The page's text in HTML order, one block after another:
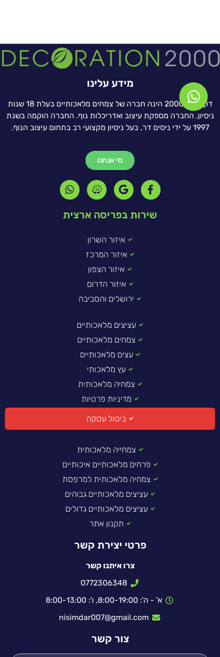
מידע עלינו
דקוריישן 2000 הינה חברה של צמחים מלאכותיים בעלת 18 שנות
ניסיון. החברה מספקת עיצוב ואדריכלות נוף. החברה הוקמה בשנת
1997 על ידי ניסים דר, בעל ניסיון מקצועי רב בתחום עיצוב הנוף.
מי אנחנו
שירות בפריסה ארצית
איזור השרון
איזור המרכז
איזור הצפון
איזור הדרום
ירושלים והסביבה
עציצים מלאכותיים
צמחים מלאכותיים
עצים מלאכותיים
עץ מלאכותי
צמחיה מלאכותית
מדיניות פרטיות
ביטול עסקה
צמחייה מלאכותית
פרחים מלאכותיים איכותיים
צמחיה מלאכותית למרפסת
עציצים מלאכותיים גבוהים
עציצים מלאכותיים גדולים
תקנון אתר
פרטי יצירת קשר
צרו איתנו קשר
0772306348
א' - ה': 8:00-19:00, ו': 8:00-13:00
nisimdar007@gmail.com
צור קשר